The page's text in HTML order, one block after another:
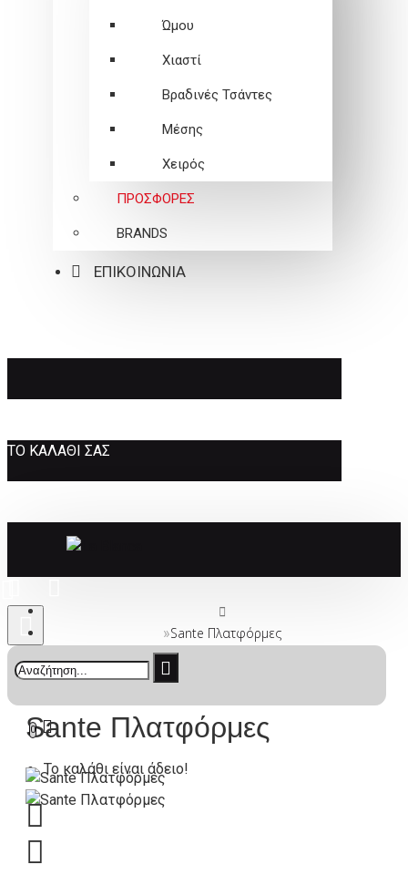
Ώμου
Χιαστί
Βραδινές Τσάντες
Μέσης
Χειρός
ΠΡΟΣΦΟΡΕΣ
BRANDS
ΕΠΙΚΟΙΝΩΝΙΑ
ΤΟ ΚΑΛΆΘΙ ΣΑΣ
0
Το καλάθι είναι άδειο!
Sante Πλατφόρμες
Sante Πλατφόρμες